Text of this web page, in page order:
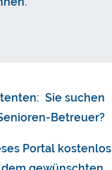
Sie suchen
Betreuer?
Portal kostenlos